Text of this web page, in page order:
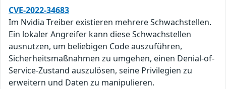
CVE-2022-34683
Im Nvidia Treiber existieren mehrere Schwachstellen.
Ein lokaler Angreifer kann diese Schwachstellen
ausnutzen, um beliebigen Code auszuführen,
Sicherheitsmaßnahmen zu umgehen, einen Denial-of-
Service-Zustand auszulösen, seine Privilegien zu
erweitern und Daten zu manipulieren.